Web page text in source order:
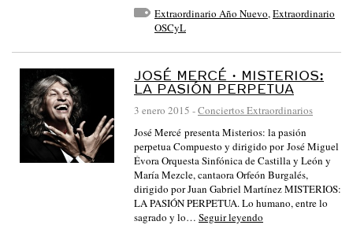
Extraordinario Año Nuevo,Extraordinario
OSCyL
JOSÉ MERCÉ · MISTERIOS:
LA PASIÓN PERPETUA
3 enero 2015 -Conciertos Extraordinarios
José Mercé presenta Misterios: la pasión
perpetua Compuesto y dirigido por José Miguel
Évora Orquesta Sinfónica de Castilla y León y
María Mezcle, cantaora Orfeón Burgalés,
dirigido por Juan Gabriel Martínez MISTERIOS:
LA PASIÓN PERPETUA. Lo humano, entre lo
sagrado y lo… Seguir leyendo